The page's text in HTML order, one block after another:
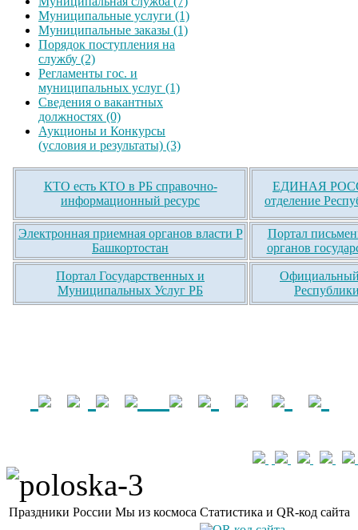
Муниципальные услуги (1)
Муниципальные заказы (1)
Порядок поступления на
службу (2)
Регламенты гос. и
муниципальных услуг (1)
Сведения о вакантных
должностях (0)
Аукционы и Конкурсы
(условия и результаты) (3)
КТО есть КТО в РБ справочно-
информационный ресурс
ЕДИНАЯ
отделение
Электронная приемная органов власти Р
Башкортостан
Портал
органов
Портал Государственных и
Муниципальных Услуг РБ
Официальный
Праздники России Мы из космоса Статистика и QR-код сайта